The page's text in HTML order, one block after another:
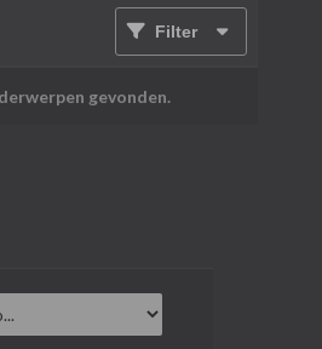
Filter
gevonden.